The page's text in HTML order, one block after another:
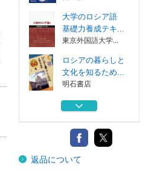
大学のロシア語
基礎力養成テキ...
東京外国語大学...
ロシアの暮らしと
文化を知るため...
明石書店
灰色のミツバチ
戦争は女の顔をし
ていない アレ...
返品について